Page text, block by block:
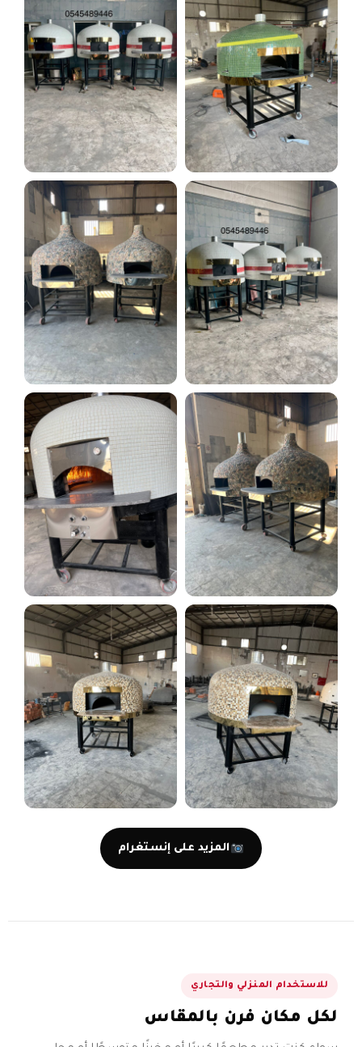
المزيد على إنستغرام
للاستخدام المنزلي والتجاري
لكل مكان فرن بالمقاس